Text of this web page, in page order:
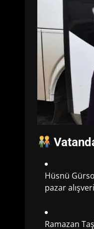
Hüsnü
pazar
Ramazan